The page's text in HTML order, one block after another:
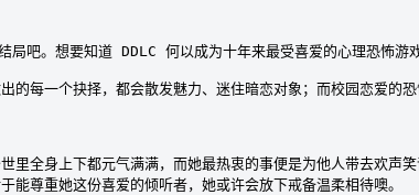
吧。想要知道 DDLC 何以成为十年来最受喜爱的心理恐怖游
每一个抉择，都会散发魅力、迷住暗恋对象；而校园恋爱
全身上下都元气满满，而她最热衷的事便是为他人带去欢声笑
尊重她这份喜爱的倾听者，她或许会放下戒备温柔相待噢。